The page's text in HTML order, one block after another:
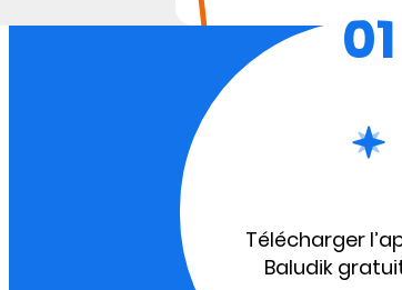
01
Télécharger
Baludik